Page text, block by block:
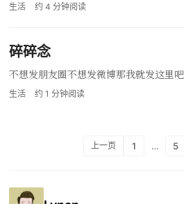
生活 约 4 分钟阅读
碎碎念
不想发朋友圈不想发微博那我就发这里吧
生活 约 1 分钟阅读
上一页 1 … 5